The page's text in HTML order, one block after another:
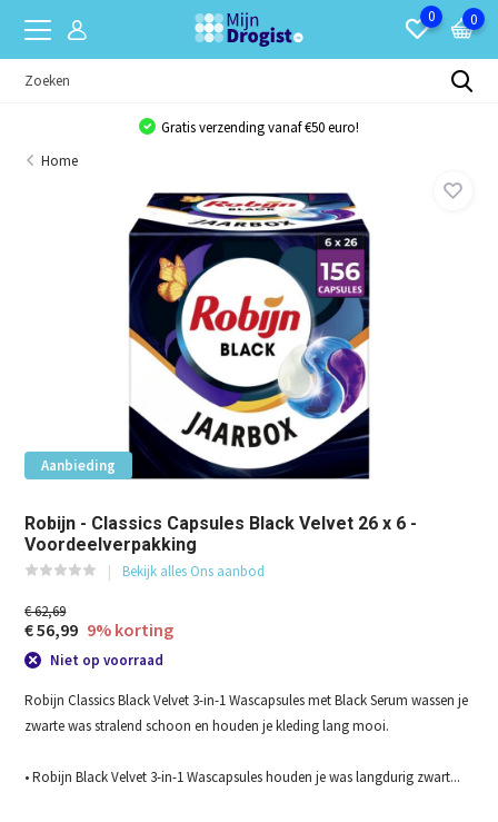
0 0
Gratis verzending vanaf €50 euro!
Home
Aanbieding
Robijn - Classics Capsules Black Velvet​ 26 x 6 -
Voordeelverpakking
Bekijk alles Ons aanbod
€ 62,69
€ 56,99 9% korting
Niet op voorraad
Robijn Classics Black Velvet 3-in-1 Wascapsules met Black Serum wassen je
zwarte was stralend schoon en houden je kleding lang mooi.
• Robijn Black Velvet 3-in-1 Wascapsules houden je was langdurig zwart...